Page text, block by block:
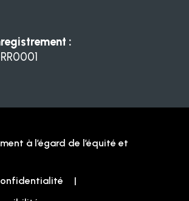
:
à l’égard de l’équité et